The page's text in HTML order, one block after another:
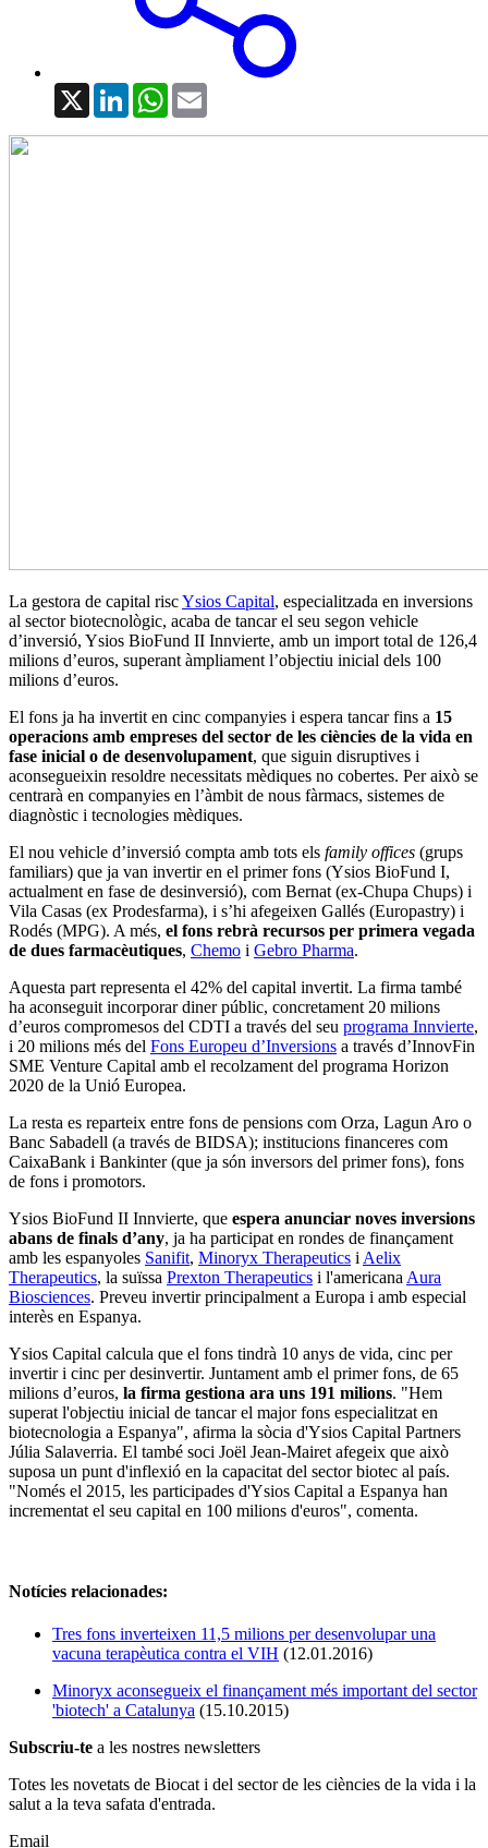
X LinkedInWhatsApp
La gestora de capital riscYsios Capital, especialitzada en inversions
al sector biotecnològic, acaba de tancar el seu segon vehicle
d’inversió, Ysios BioFund II Innvierte, amb un import total de 126,4
milions d’euros, superant àmpliament l’objectiu inicial dels 100
milions d’euros.
El fons ja ha invertit en cinc companyies i espera tancar fins a 15
operacions amb empreses del sector de les ciències de la vida en
fase inicial o de desenvolupament, que siguin disruptives i
aconsegueixin resoldre necessitats mèdiques no cobertes. Per això se
centrarà en companyies en l’àmbit de nous fàrmacs, sistemes de
diagnòstic i tecnologies mèdiques.
El nou vehicle d’inversió compta amb tots els family offices (grups
familiars) que ja van invertir en el primer fons (Ysios BioFund I,
actualment en fase de desinversió), com Bernat (ex-Chupa Chups) i
Vila Casas (ex Prodesfarma), i s’hi afegeixen Gallés (Europastry) i
Rodés (MPG). A més, el fons rebrà recursos per primera vegada
de dues farmacèutiques, Chemo i Gebro Pharma.
Aquesta part representa el 42% del capital invertit. La firma també
ha aconseguit incorporar diner públic, concretament 20 milions
d’euros compromesos del CDTI a través del seu programa Innvierte,
i 20 milions més del Fons Europeu d’Inversions a través d’InnovFin
SME Venture Capital amb el recolzament del programa Horizon
2020 de la Unió Europea.
La resta es reparteix entre fons de pensions com Orza, Lagun Aro o
Banc Sabadell (a través de BIDSA); institucions financeres com
CaixaBank i Bankinter (que ja són inversors del primer fons), fons
de fons i promotors.
Ysios BioFund II Innvierte, que espera anunciar noves inversions
abans de finals d’any, ja ha participat en rondes de finançament
amb les espanyoles Sanifit, Minoryx Therapeutics iAelix
Therapeutics, la suïssa Prexton Therapeutics i l'americanaAura
Biosciences. Preveu invertir principalment a Europa i amb especial
interès en Espanya.
Ysios Capital calcula que el fons tindrà 10 anys de vida, cinc per
invertir i cinc per desinvertir. Juntament amb el primer fons, de 65
milions d’euros, la firma gestiona ara uns 191 milions. "Hem
superat l'objectiu inicial de tancar el major fons especialitzat en
biotecnologia a Espanya", afirma la sòcia d'Ysios Capital Partners
Júlia Salaverria. El també soci Joël Jean-Mairet afegeix que això
suposa un punt d'inflexió en la capacitat del sector biotec al país.
"Només el 2015, les participades d'Ysios Capital a Espanya han
incrementat el seu capital en 100 milions d'euros", comenta.
Notícies relacionades:
Tres fons inverteixen 11,5 milions per desenvolupar una
vacuna terapèutica contra el VIH (12.01.2016)
Minoryx aconsegueix el finançament més important del sector
'biotech' a Catalunya (15.10.2015)
Subscriu-te a les nostres newsletters
Totes les novetats de Biocat i del sector de les ciències de la vida i la
salut a la teva safata d'entrada.
Email